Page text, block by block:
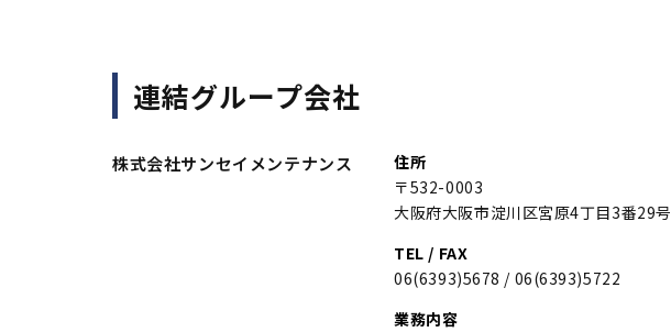
連結グループ会社
株式会社サンセイメンテナンス
住所
〒532-0003
大阪府大阪市淀川区宮原4丁目3番29号
TEL / FAX
06(6393)5678 / 06(6393)5722
業務内容